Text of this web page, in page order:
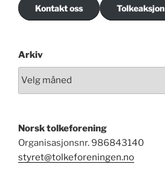
Kontakt oss Tolkeaksjon
Arkiv
Norsk tolkeforening
Organisasjonsnr. 986843140
styret@tolkeforeningen.no